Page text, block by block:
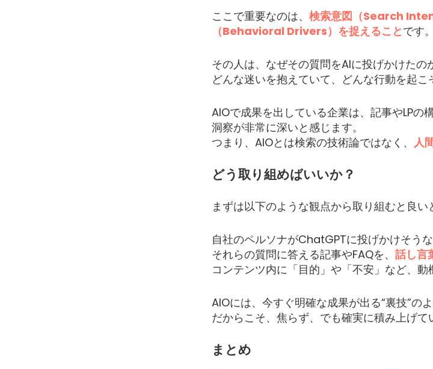
ここで重要なのは、 検索意図（Search
（Behavioral Drivers）を捉えることです。
その人は、なぜその質問をAIに投げかけたの
どんな迷いを抱えていて、どんな行動を起こ
AIOで成果を出している企業は、記事やLPの
洞察が非常に深いと感じます。
つまり、AIOとは検索の技術論ではなく、 人
どう取り組めばいいか？
まずは以下のような観点から取り組むと良い
自社のペルソナがChatGPTに投げかけそう
それらの質問に答える記事やFAQを、 話し言
コンテンツ内に「目的」や「不安」など、
AIOには、今すぐ明確な成果が出る“裏技”の
だからこそ、焦らず、でも確実に積み上げて
まとめ